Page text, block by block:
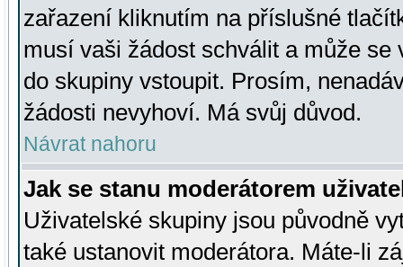
zařazení kliknutím na příslušné
musí vaši žádost schválit a může se
do skupiny vstoupit. Prosím,
žádosti nevyhoví. Má svůj důvod.
Návrat nahoru
Jak se stanu moderátorem
Uživatelské skupiny jsou původně
také ustanovit moderátora. Máte-li